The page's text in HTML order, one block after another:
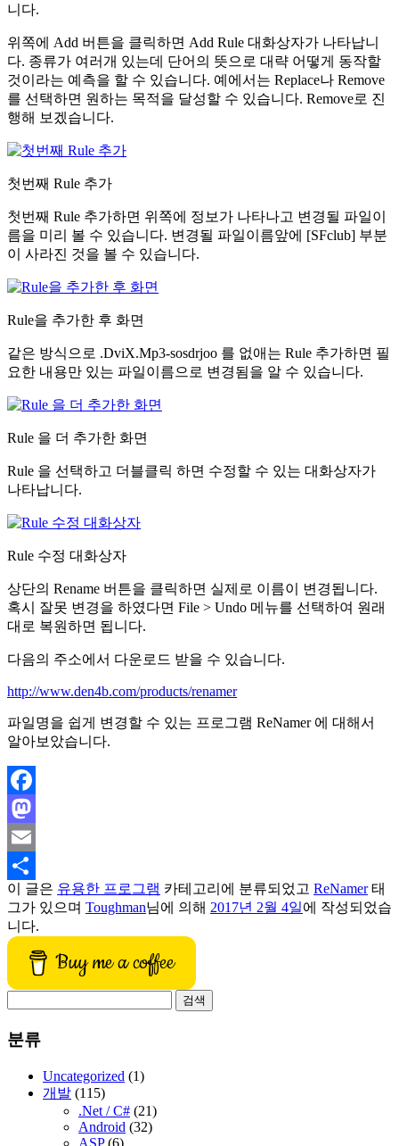
니다.
위쪽에 Add 버튼을 클릭하면 Add Rule 대화상자가 나타납니
다. 종류가 여러개 있는데 단어의 뜻으로 대략 어떻게 동작할
것이라는 예측을 할 수 있습니다. 예에서는 Replace나 Remove
를 선택하면 원하는 목적을 달성할 수 있습니다. Remove로 진
행해 보겠습니다.
첫번째 Rule 추가
첫번째 Rule 추가하면 위쪽에 정보가 나타나고 변경될 파일이
름을 미리 볼 수 있습니다. 변경될 파일이름앞에 [SFclub] 부분
이 사라진 것을 볼 수 있습니다.
Rule을 추가한 후 화면
같은 방식으로 .DviX.Mp3-sosdrjoo 를 없애는 Rule 추가하면 필
요한 내용만 있는 파일이름으로 변경됨을 알 수 있습니다.
Rule 을 더 추가한 화면
Rule 을 선택하고 더블클릭 하면 수정할 수 있는 대화상자가
나타납니다.
Rule 수정 대화상자
상단의 Rename 버튼을 클릭하면 실제로 이름이 변경됩니다.
혹시 잘못 변경을 하였다면 File > Undo 메뉴를 선택하여 원래
대로 복원하면 됩니다.
다음의 주소에서 다운로드 받을 수 있습니다.
http://www.den4b.com/products/renamer
파일명을 쉽게 변경할 수 있는 프로그램 ReNamer 에 대해서
알아보았습니다.
Facebook
Mastodon
Email
Share
이 글은 유용한 프로그램 카테고리에 분류되었고 ReNamer태
그가 있으며 Toughman님에 의해 2017년 2월 4일에 작성되었습
니다.
Buy me a coffee
분류
Uncategorized (1)
개발 (115)
.Net / C# (21)
Android (32)
ASP(6)